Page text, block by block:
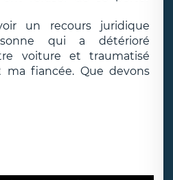
un recours juridique
qui a détérioré
voiture et traumatisé
ma fiancée. Que devons